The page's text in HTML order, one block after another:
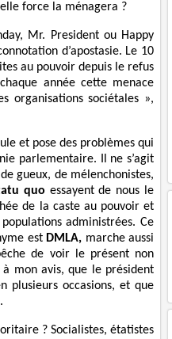
force la ménagera ?
Mr. President ou Happy
d’apostasie. Le 10
au pouvoir depuis le refus
année cette menace
organisations sociétales »,
et pose des problèmes qui
parlementaire. Il ne s’agit
gueux, de mélenchonistes,
quo essayent de nous le
de la caste au pouvoir et
administrées. Ce
est DMLA, marche aussi
de voir le présent non
mon avis, que le président
plusieurs occasions, et que
? Socialistes, étatistes